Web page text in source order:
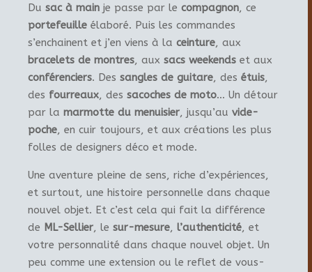
Du sac à main je passe par le compagnon, ce
portefeuille élaboré. Puis les commandes
s’enchainent et j’en viens à la ceinture, aux
bracelets de montres, aux sacs weekends et aux
conférenciers. Des sangles de guitare, des étuis,
des fourreaux, des sacoches de moto… Un détour
par la marmotte du menuisier, jusqu’au vide-
poche, en cuir toujours, et aux créations les plus
folles de designers déco et mode.
Une aventure pleine de sens, riche d’expériences,
et surtout, une histoire personnelle dans chaque
nouvel objet. Et c’est cela qui fait la différence
de ML-Sellier, le sur-mesure, l’authenticité, et
votre personnalité dans chaque nouvel objet. Un
peu comme une extension ou le reflet de vous-